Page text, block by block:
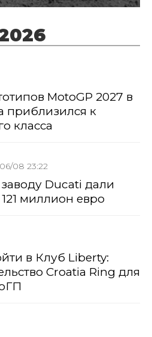
MotoGP 2027 в
приблизился к
класса
06/08 23:22
Ducati дали
миллион евро
в Клуб Liberty:
Croatia Ring для